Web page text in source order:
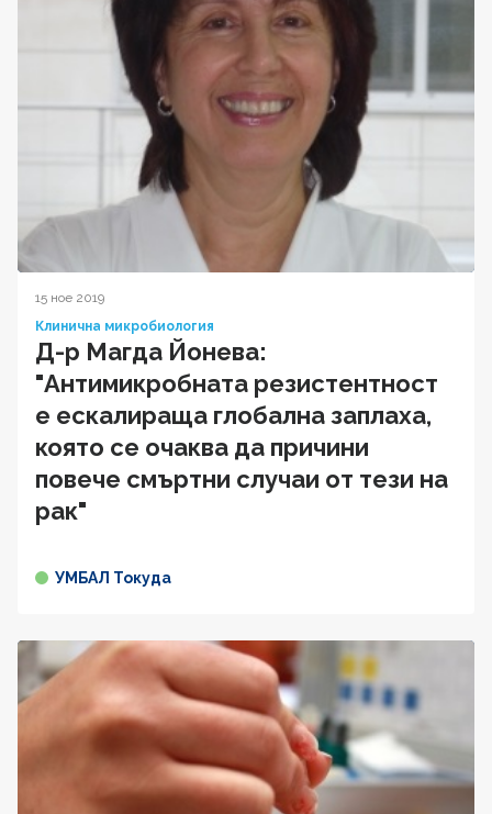
15 ное 2019
Клинична микробиология
Д-р Магда Йонева:
"Антимикробната резистентност
е ескалираща глобална заплаха,
която се очаква да причини
повече смъртни случаи от тези на
рак"
УМБАЛ Токуда